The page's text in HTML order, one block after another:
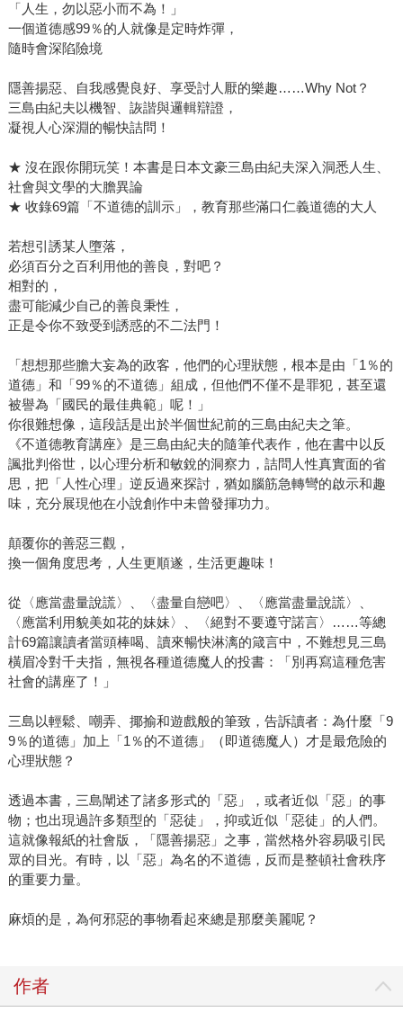
「人生，勿以惡小而不為！」
一個道德感99％的人就像是定時炸彈，
隨時會深陷險境
隱善揚惡、自我感覺良好、享受討人厭的樂趣……Why Not？
三島由紀夫以機智、詼諧與邏輯辯證，
凝視人心深淵的暢快詰問！
★ 沒在跟你開玩笑！本書是日本文豪三島由紀夫深入洞悉人生、
社會與文學的大膽異論
★ 收錄69篇「不道德的訓示」，教育那些滿口仁義道德的大人
若想引誘某人墮落，
必須百分之百利用他的善良，對吧？
相對的，
盡可能減少自己的善良秉性，
正是令你不致受到誘惑的不二法門！
「想想那些膽大妄為的政客，他們的心理狀態，根本是由「1％的
道德」和「99％的不道德」組成，但他們不僅不是罪犯，甚至還
被譽為「國民的最佳典範」呢！」
你很難想像，這段話是出於半個世紀前的三島由紀夫之筆。
《不道德教育講座》是三島由紀夫的隨筆代表作，他在書中以反
諷批判俗世，以心理分析和敏銳的洞察力，詰問人性真實面的省
思，把「人性心理」逆反過來探討，猶如腦筋急轉彎的啟示和趣
味，充分展現他在小說創作中未曾發揮功力。
顛覆你的善惡三觀，
換一個角度思考，人生更順遂，生活更趣味！
從〈應當盡量說謊〉、〈盡量自戀吧〉、〈應當盡量說謊〉、
〈應當利用貌美如花的妹妹〉、〈絕對不要遵守諾言〉……等總
計69篇讓讀者當頭棒喝、讀來暢快淋漓的箴言中，不難想見三島
橫眉冷對千夫指，無視各種道德魔人的投書：「別再寫這種危害
社會的講座了！」
三島以輕鬆、嘲弄、揶揄和遊戲般的筆致，告訴讀者：為什麼「9
9％的道德」加上「1％的不道德」（即道德魔人）才是最危險的
心理狀態？
透過本書，三島闡述了諸多形式的「惡」，或者近似「惡」的事
物；也出現過許多類型的「惡徒」，抑或近似「惡徒」的人們。
這就像報紙的社會版，「隱善揚惡」之事，當然格外容易吸引民
眾的目光。有時，以「惡」為名的不道德，反而是整頓社會秩序
的重要力量。
麻煩的是，為何邪惡的事物看起來總是那麼美麗呢？
作者